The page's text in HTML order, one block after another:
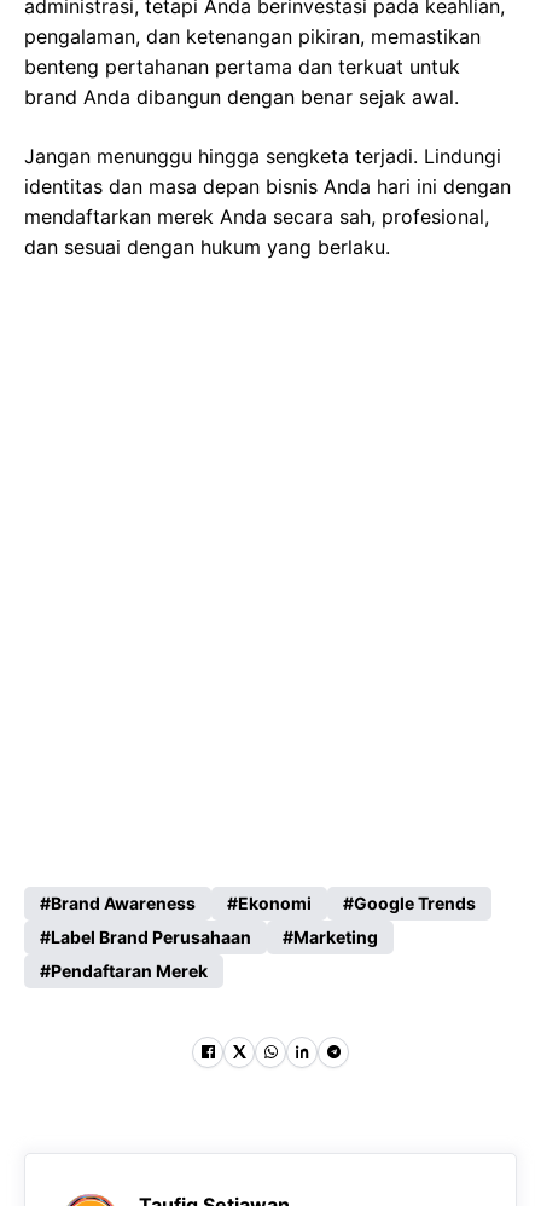
administrasi, tetapi Anda berinvestasi pada keahlian,
pengalaman, dan ketenangan pikiran, memastikan
benteng pertahanan pertama dan terkuat untuk
brand Anda dibangun dengan benar sejak awal.
Jangan menunggu hingga sengketa terjadi. Lindungi
identitas dan masa depan bisnis Anda hari ini dengan
mendaftarkan merek Anda secara sah, profesional,
dan sesuai dengan hukum yang berlaku.
Brand Awareness Ekonomi
Google Trends
Label Brand Perusahaan
Marketing
Pendaftaran Merek